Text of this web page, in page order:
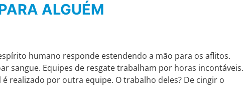
ALGUÉM
humano responde estendendo a mão para os aflitos.
sangue. Equipes de resgate trabalham por horas incontáveis.
é realizado por outra equipe. O trabalho deles? De cingir o